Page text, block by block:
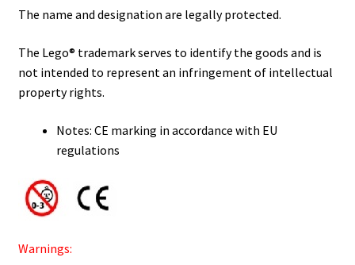
The name and designation are legally protected.
The Lego® trademark serves to identify the goods and is
not intended to represent an infringement of intellectual
property rights.
Notes: CE marking in accordance with EU
regulations
Warnings: